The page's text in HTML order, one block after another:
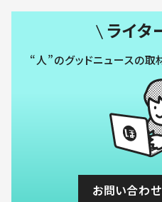
ライタ
“人”のグッドニュースの取
お問い合わ